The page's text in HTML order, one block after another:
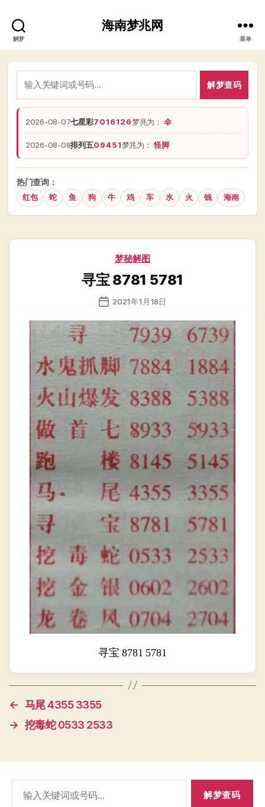
解梦
海南梦兆网
菜单
解梦查码
2026-08-07七星彩7016126梦兆为：伞
2026-08-08排列五09451梦兆为：怪脚
热门查询：
红包 蛇 鱼 狗 牛 鸡 车 水 火 钱 海南
分
梦秘解图
寻宝 8781 5781
发
日
期
2021年1月18日
寻宝 8781 5781
← 马尾 4355 3355
→ 挖毒蛇 0533 2533
索：